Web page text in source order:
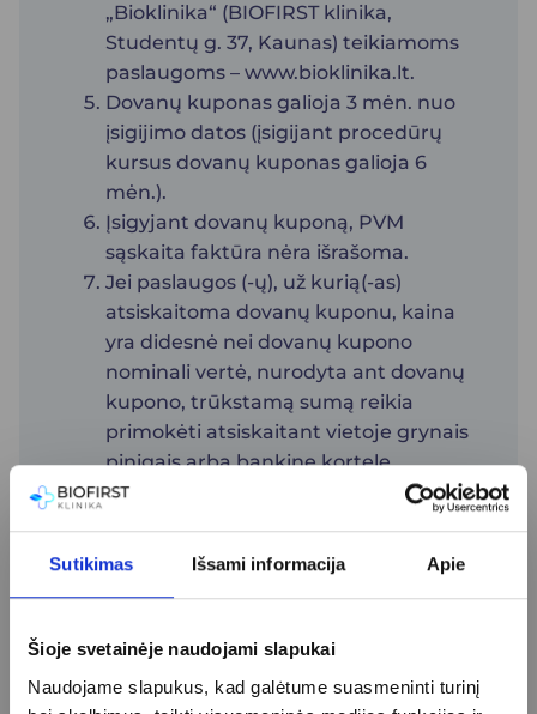
Sutikimas Išsami informacija Apie
Šioje svetainėje naudojami slapukai
Naudojame slapukus, kad galėtume suasmeninti turinį
„Bioklinika“ (BIOFIRST klinika,
Studentų g. 37, Kaunas) teikiamoms
paslaugoms – www.bioklinika.lt.
Dovanų kuponas galioja 3 mėn. nuo
įsigijimo datos (įsigijant procedūrų
kursus dovanų kuponas galioja 6
mėn.).
Įsigyjant dovanų kuponą, PVM
sąskaita faktūra nėra išrašoma.
Jei paslaugos (-ų), už kurią(-as)
atsiskaitoma dovanų kuponu, kaina
yra didesnė nei dovanų kupono
nominali vertė, nurodyta ant dovanų
kupono, trūkstamą sumą reikia
primokėti atsiskaitant vietoje grynais
pinigais arba bankine kortele.
Išsirinkus paslaugą už mažesnę
Jei dovanų kuponas nebuvo
panaudotas galiojimo laikotarpiu,
kad prekė ar paslauga yra suteikta.
taikomos.